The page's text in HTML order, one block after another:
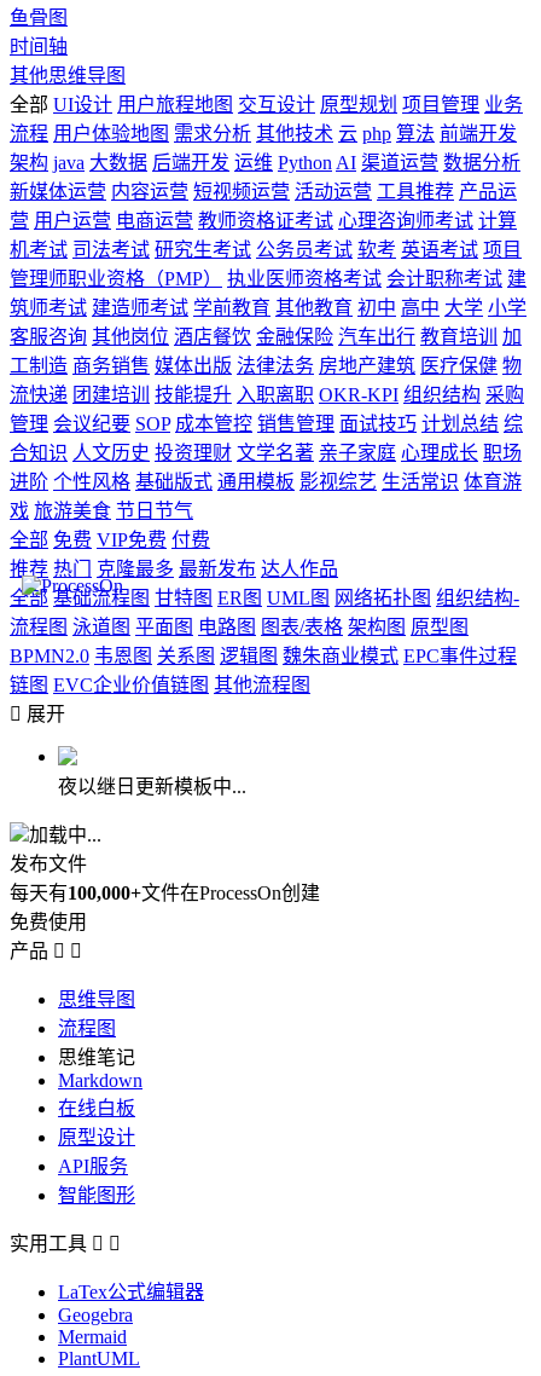
鱼骨图
时间轴
其他思维导图
全部 UI设计 用户旅程地图 交互设计 原型规划 项目管理 业务
流程 用户体验地图 需求分析 其他技术 云 php 算法 前端开发
架构 java 大数据 后端开发 运维 Python AI 渠道运营 数据分析
新媒体运营 内容运营 短视频运营 活动运营 工具推荐 产品运
营 用户运营 电商运营 教师资格证考试 心理咨询师考试 计算
机考试 司法考试 研究生考试 公务员考试 软考 英语考试 项目
管理师职业资格（PMP）
执业医师资格考试 会计职称考试 建
筑师考试 建造师考试 学前教育 其他教育 初中 高中 大学 小学
客服咨询 其他岗位 酒店餐饮 金融保险 汽车出行 教育培训
加
工制造 商务销售 媒体出版 法律法务 房地产建筑 医疗保健 物
流快递 团建培训 技能提升 入职离职 OKR-KPI 组织结构 采购
管理 会议纪要 SOP 成本管控 销售管理 面试技巧 计划总结 综
合知识 人文历史 投资理财 文学名著 亲子家庭 心理成长 职场
进阶 个性风格 基础版式 通用模板 影视综艺 生活常识 体育游
戏 旅游美食 节日节气
全部 免费 VIP免费 付费
推荐 热门 克隆最多 最新发布 达人作品
全部 基础流程图 甘特图 ER图 UML图 网络拓扑图 组织结构-
流程图 泳道图 平面图 电路图 图表/表格 架构图 原型图
BPMN2.0 韦恩图 关系图 逻辑图 魏朱商业模式 EPC事件过程
链图 EVC企业价值链图 其他流程图
 展开
夜以继日更新模板中...
加载中...
发布文件
每天有100,000+文件在ProcessOn创建
免费使用
产品  
思维导图
流程图
思维笔记
Markdown
在线白板
原型设计
API服务
智能图形
实用工具  
LaTex公式编辑器
Geogebra
Mermaid
PlantUML